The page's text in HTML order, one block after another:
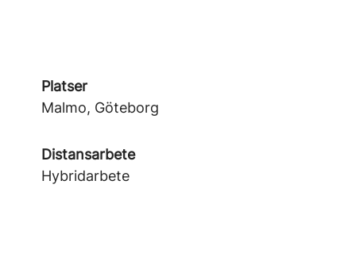
Platser
Malmo, Göteborg
Distansarbete
Hybridarbete